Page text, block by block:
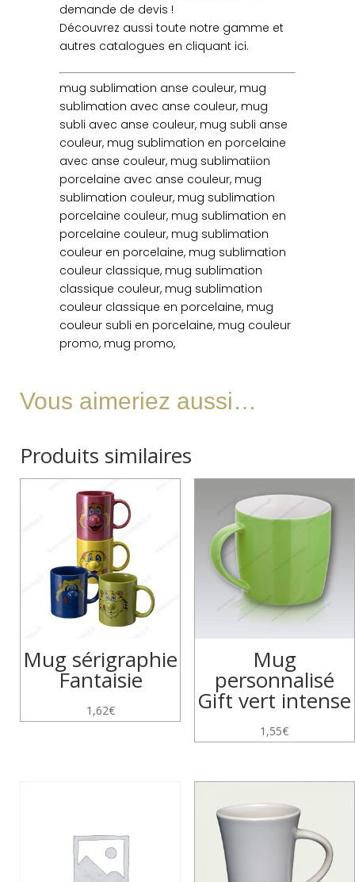
demande de devis !
Découvrez aussi toute notre gamme et
autres catalogues en cliquant ici.
mug sublimation anse couleur, mug
sublimation avec anse couleur, mug
subli avec anse couleur, mug subli anse
couleur, mug sublimation en porcelaine
avec anse couleur, mug sublimatiion
porcelaine avec anse couleur, mug
sublimation couleur, mug sublimation
porcelaine couleur, mug sublimation en
porcelaine couleur, mug sublimation
couleur en porcelaine, mug sublimation
couleur classique, mug sublimation
classique couleur, mug sublimation
couleur classique en porcelaine, mug
couleur subli en porcelaine, mug couleur
promo, mug promo,
Vous aimeriez aussi…
Produits similaires
Mug sérigraphie
Fantaisie
1,62€
Mug
personnalisé
Gift vert intense
1,55€